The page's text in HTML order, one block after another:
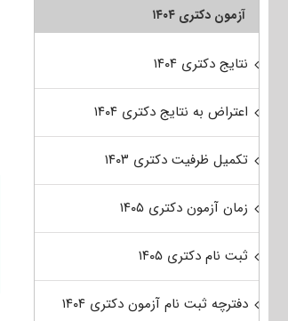
آزمون دکتری ۱۴۰۴
نتایج دکتری ۱۴۰۴
اعتراض به نتایج دکتری ۱۴۰۴
تکمیل ظرفیت دکتری ۱۴۰۳
زمان آزمون دکتری ۱۴۰۵
ثبت نام دکتری ۱۴۰۵
دفترچه ثبت نام آزمون دکتری ۱۴۰۴